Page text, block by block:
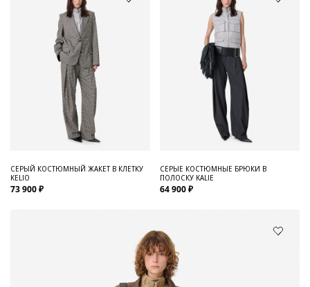
СЕРЫЙ КОСТЮМНЫЙ ЖАКЕТ В КЛЕТКУ
KELIO
73 900 ₽
СЕРЫЕ КОСТЮМНЫЕ БРЮКИ В
ПОЛОСКУ KALIE
64 900 ₽